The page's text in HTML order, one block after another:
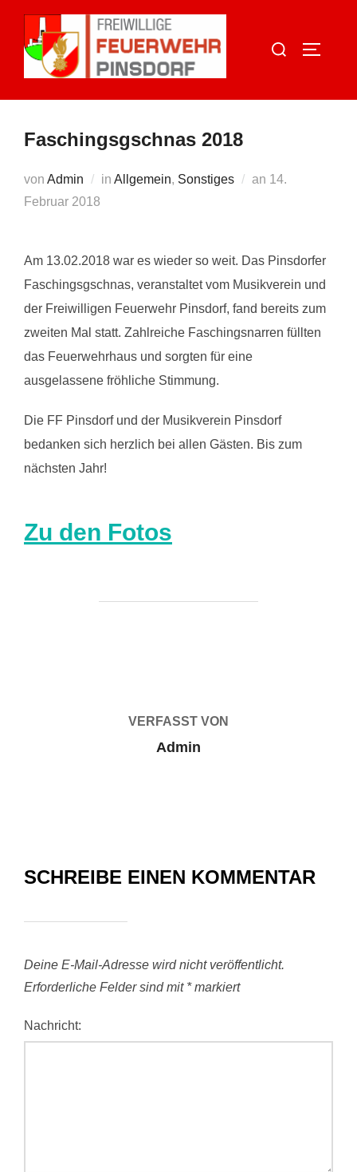
springen
Suchen
Faschingsgschnas 2018
von Admin in Allgemein, Sonstiges an Veröffentlicht
14.
Februar 2018
Am 13.02.2018 war es wieder so weit. Das Pinsdorfer
Faschingsgschnas, veranstaltet vom Musikverein und
der Freiwilligen Feuerwehr Pinsdorf, fand bereits zum
zweiten Mal statt. Zahlreiche Faschingsnarren füllten
das Feuerwehrhaus und sorgten für eine
ausgelassene fröhliche Stimmung.
Die FF Pinsdorf und der Musikverein Pinsdorf
bedanken sich herzlich bei allen Gästen. Bis zum
nächsten Jahr!
Zu den Fotos
VERFASST VON
Admin
SCHREIBE EINEN KOMMENTAR
Deine E-Mail-Adresse wird nicht veröffentlicht.
Erforderliche Felder sind mit *markiert
Nachricht: